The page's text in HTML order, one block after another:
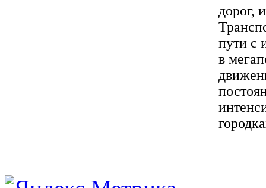
дорог,
пути с
в